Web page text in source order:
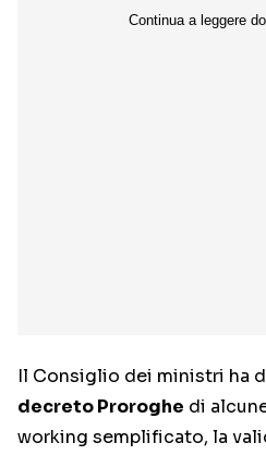
Il Consiglio dei ministri ha
decreto Proroghe di
working semplificato, la